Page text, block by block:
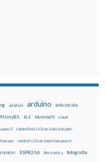
adafruit arduino arduino ide
Attiny85 BLE bluetooth cloud
pencil controlled silicon injection pen
pen control silicon injection pencil
encoder ESP8266 fibra ottica fotografia